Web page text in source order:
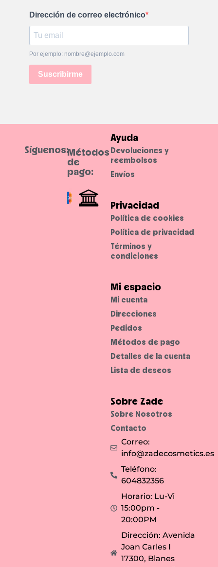
Dirección de correo electrónico
Por ejemplo: nombre@ejemplo.com
Suscribirme
Ayuda
Devoluciones y
reembolsos
Envíos
Privacidad
Política de cookies
Política de privacidad
Términos y
condiciones
Mi espacio
Mi cuenta
Direcciones
Pedidos
Métodos de pago
Detalles de la cuenta
Lista de deseos
Sobre Zade
Sobre Nosotros
Contacto
Correo:
info@zadecosmetics.es
Teléfono:
604832356
Horario: Lu-Vi
15:00pm -
20:00PM
Dirección: Avenida
Joan Carles I
17300, Blanes
Síguenos:Métodos
de
pago: